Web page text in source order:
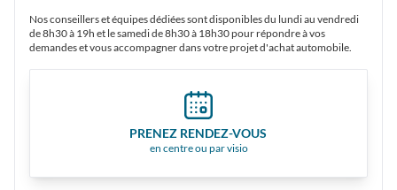
Nos conseillers et équipes dédiées sont disponibles du lundi au vendredi
de 8h30 à 19h et le samedi de 8h30 à 18h30 pour répondre à vos
demandes et vous accompagner dans votre projet d'achat automobile.
PRENEZ RENDEZ-VOUS
en centre ou par visio